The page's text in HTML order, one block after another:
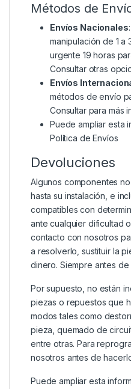
Métodos de
Envíos Nacionales
manipulación de 1 a
urgente 19 horas
Consultar otras
Envíos
métodos de envío
Consultar para más
Puede ampliar esta
Política de Envíos
Devoluciones
Algunos componentes
hasta su instalación, e
compatibles con
ante cualquier dificultad
contacto con nosotros
a resolverlo, sustituir la
dinero. Siempre antes
Por supuesto, no están
piezas o repuestos que
modos tales como
pieza, quemado de
entre otras. Para
nosotros antes de
Puede ampliar esta